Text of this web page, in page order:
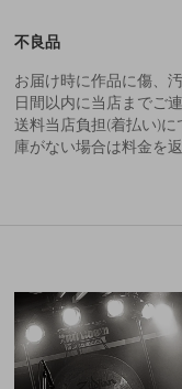
不良品
お届け時に作品に傷、
日間以内に当店までご
送料当店負担(着払い)
庫がない場合は料金を